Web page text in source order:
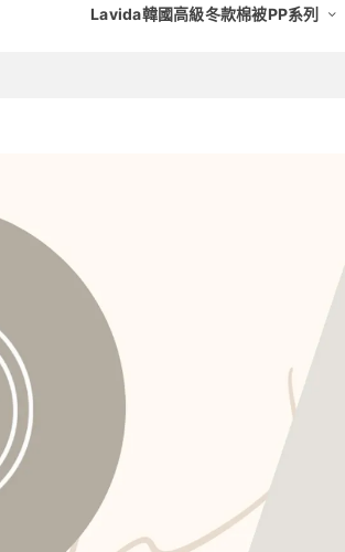
Lavida韓國高級冬款棉被PP系列